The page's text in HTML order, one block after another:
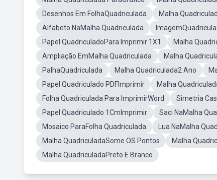
Desenhos Em FolhaQuadriculada
Malha
Alfabeto NaMalha Quadriculada
Papel QuadriculadoPara Imprimir 1X1
Malha
Ampliação EmMalha Quadriculada
Malha
PalhaQuadriculada
Malha Quadriculada2 Ano
Papel Quadriculado PDFImprimir
Malha
Folha Quadriculada Para ImprimirWord
Simetria
Papel Quadriculado 1CmImprimir
Saci NaMalha
Mosaico ParaFolha Quadriculada
Lua NaMalha
Malha QuadriculadaSome OS Pontos
Malha
Malha QuadriculadaPreto E Branco